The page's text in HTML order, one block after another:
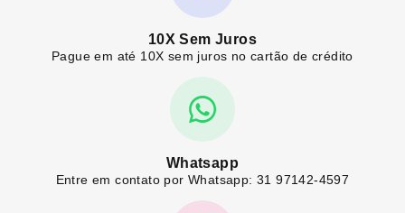
10X Sem Juros
Pague em até 10X sem juros no cartão de crédito
Whatsapp
Entre em contato por Whatsapp: 31 97142-4597